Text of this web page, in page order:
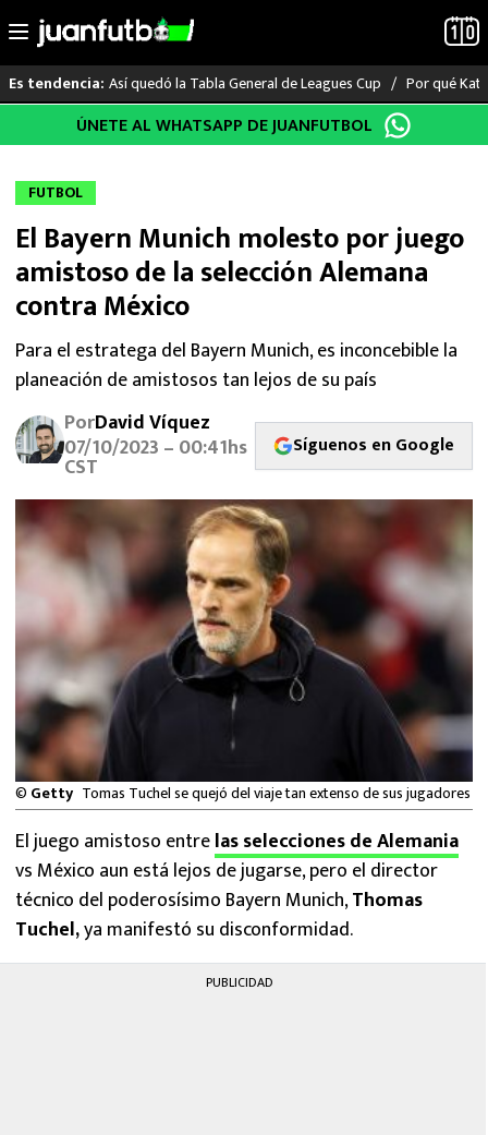
al
Es tendencia: Así quedó la Tabla General de Leagues Cup Por qué
LO ÚLTIMO
LIGA MX
RAYADOS
PUMAS
ATLANTE
FUTBOL INTERNACIONAL
MEXICANOS EN EL EXTRANJERO
FUTBOL ESTUFA
FÓRMULA 1
BOXEO
LIGA MX
NFL
ÚNETE AL WHATSAPP DE JUANFUTBOL
FUTBOL
El Bayern Munich molesto por juego
amistoso de la selección Alemana
contra México
Para el estratega del Bayern Munich, es inconcebible la
planeación de amistosos tan lejos de su país
PorDavid Víquez
07/10/2023 – 00:41hs
CST
Síguenos en Google
© Getty Tomas Tuchel se quejó del viaje tan extenso de sus jugadores
El juego amistoso entrelas selecciones de Alemania
vs México aun está lejos de jugarse, pero el director
técnico del poderosísimo Bayern Munich,Thomas
Tuchel,ya manifestó su disconformidad.
PUBLICIDAD